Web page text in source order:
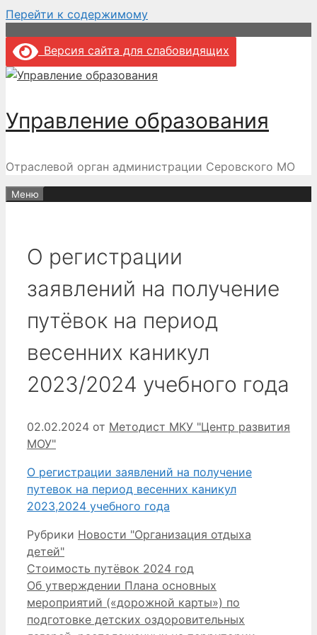
Перейти к содержимому
Версия сайта для слабовидящих
Управление образования
Отраслевой орган администрации Серовского МО
Меню
О регистрации
заявлений на получение
путёвок на период
весенних каникул
2023/2024 учебного года
02.02.2024 от Методист МКУ "Центр развития
МОУ"
О регистрации заявлений на получение
путевок на период весенних каникул
2023,2024 учебного года
Рубрики Новости "Организация отдыха
детей"
Стоимость путёвок 2024 год
Об утверждении Плана основных
мероприятий («дорожной карты») по
подготовке детских оздоровительных